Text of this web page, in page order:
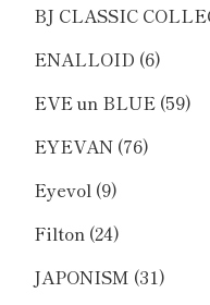
BJ CLASSIC
ENALLOID (6)
EVE un BLUE (59)
EYEVAN (76)
Eyevol (9)
Filton (24)
JAPONISM (31)